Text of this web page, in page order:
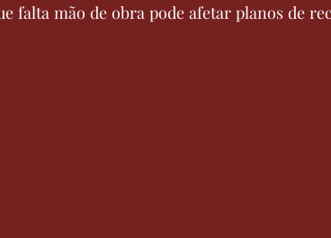
falta mão de obra pode afetar planos de